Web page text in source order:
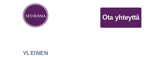
Ota yhteyttä
YLEINEN